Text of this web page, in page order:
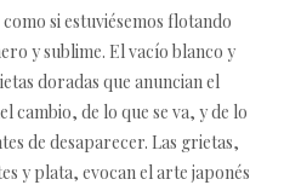
si estuviésemos flotando
y sublime. El vacío blanco y
doradas que anuncian el
cambio, de lo que se va, y de lo
de desaparecer. Las grietas,
y plata, evocan el arte japonés